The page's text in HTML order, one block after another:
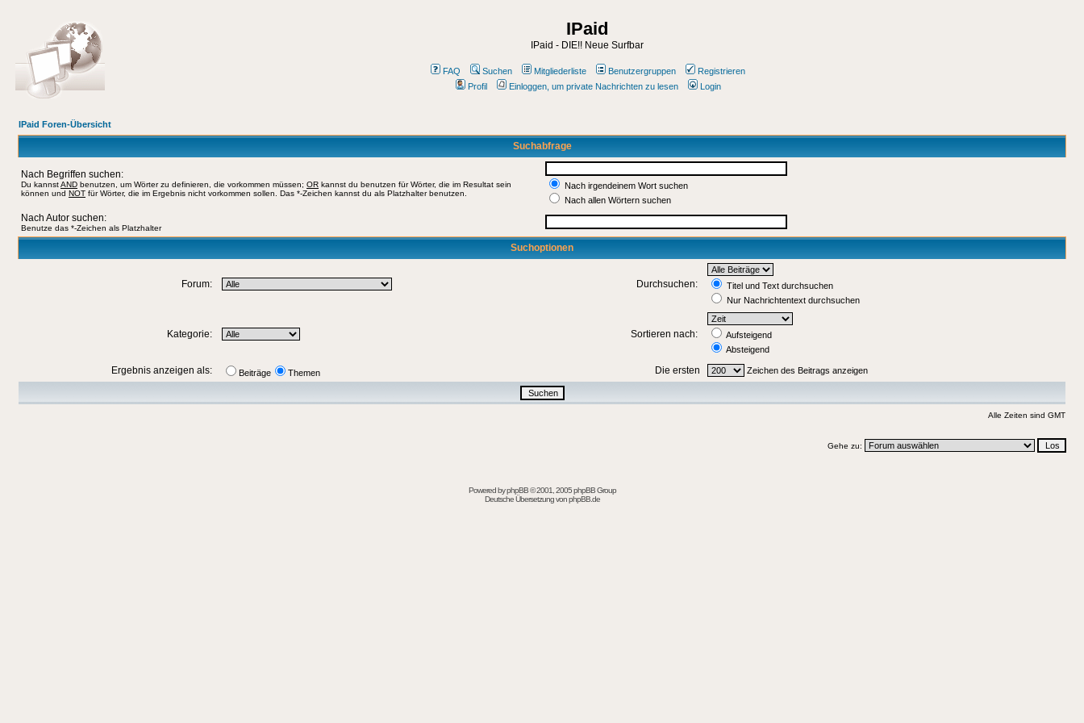
IPaid
IPaid - DIE!! Neue Surfbar
FAQ Suchen Mitgliederliste Benutzergruppen
Registrieren
Profil
Einloggen, um private Nachrichten zu lesen Login
IPaid Foren-Übersicht
Suchabfrage
Nach Begriffen suchen:
Du kannstAND benutzen, um Wörter zu definieren, die vorkommen müssen; OR kannst du benutzen für Wörter, die im Resultat sein
können und NOT für Wörter, die im Ergebnis nicht vorkommen sollen. Das *-Zeichen kannst du als Platzhalter benutzen.
Nach irgendeinem Wort suchen
Nach allen Wörtern suchen
Nach Autor suchen:
Benutze das *-Zeichen als Platzhalter
Suchoptionen
Forum: Durchsuchen:
Titel und Text durchsuchen
Nur Nachrichtentext durchsuchen
Kategorie: Sortieren nach:
Aufsteigend
Absteigend
Ergebnis anzeigen als: Beiträge Themen Die ersten Zeichen des Beitrags anzeigen
Alle Zeiten sind GMT
Gehe zu:
Powered byphpBB© 2001, 2005 phpBB Group
Deutsche Übersetzung vonphpBB.de